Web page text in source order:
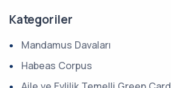
Kategoriler
Mandamus Davaları
Habeas Corpus